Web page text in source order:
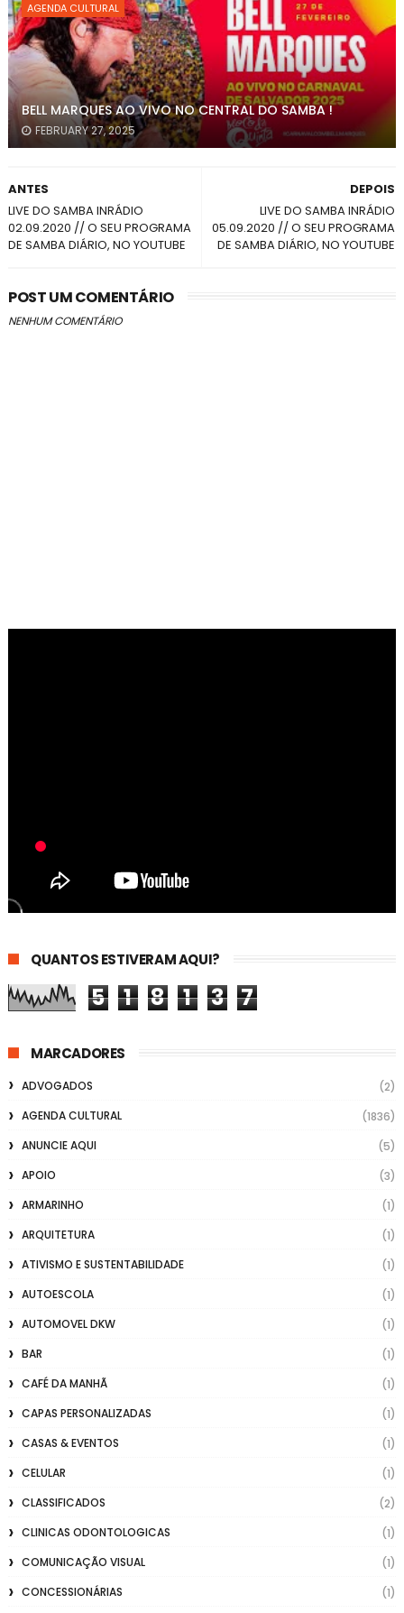
AGENDA CULTURAL
BELL MARQUES AO VIVO NO CENTRAL DO SAMBA !
FEBRUARY 27, 2025
DEPOIS
LIVE DO SAMBA INRÁDIO
05.09.2020 // O SEU PROGRAMA
DE SAMBA DIÁRIO, NO YOUTUBE
ANTES
LIVE DO SAMBA INRÁDIO
02.09.2020 // O SEU PROGRAMA
DE SAMBA DIÁRIO, NO YOUTUBE
POST UM COMENTÁRIO
NENHUM COMENTÁRIO
QUANTOS ESTIVERAM AQUI?
5 1 8 1 3 7
MARCADORES
ADVOGADOS
(2)
AGENDA CULTURAL
(1836)
ANUNCIE AQUI
(5)
APOIO
(3)
ARMARINHO
(1)
ARQUITETURA
(1)
ATIVISMO E SUSTENTABILIDADE
(1)
AUTOESCOLA
(1)
AUTOMOVEL DKW
(1)
BAR
(1)
CAFÉ DA MANHÃ
(1)
CAPAS PERSONALIZADAS
(1)
CASAS & EVENTOS
(1)
CELULAR
(1)
CLASSIFICADOS
(2)
CLINICAS ODONTOLOGICAS
(1)
COMUNICAÇÃO VISUAL
(1)
CONCESSIONÁRIAS
(1)